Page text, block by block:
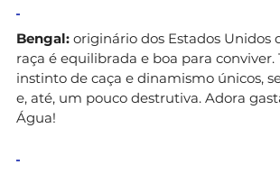
Bengal: originário dos Estados Unidos
raça é equilibrada e boa para conviver.
instinto de caça e dinamismo únicos,
e, até, um pouco destrutiva. Adora
Água!